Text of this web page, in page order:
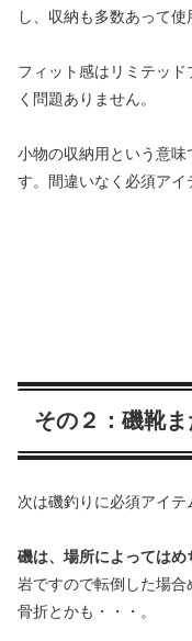
し、収納も多数あって使
フィット感はリミテッ
く問題ありません。
小物の収納用という意味
す。間違いなく必須アイ
その２：磯靴
次は磯釣りに必須アイテ
磯は、場所によっては
岩ですので転倒した場
骨折とかも・・・。